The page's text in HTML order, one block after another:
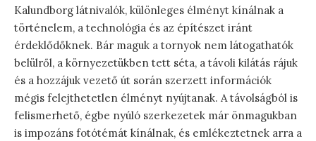
Kalundborg látnivalók, különleges élményt kínálnak a
történelem, a technológia és az építészet iránt
érdeklődőknek. Bár maguk a tornyok nem látogathatók
belülről, a környezetükben tett séta, a távoli kilátás rájuk
és a hozzájuk vezető út során szerzett információk
mégis felejthetetlen élményt nyújtanak. A távolságból is
felismerhető, égbe nyúló szerkezetek már önmagukban
is impozáns fotótémát kínálnak, és emlékeztetnek arra a